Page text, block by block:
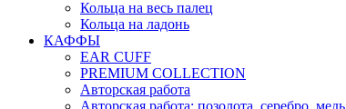
Кольца на весь палец
Кольца на ладонь
КАФФЫ
EAR CUFF
PREMIUM COLLECTION
Авторская работа
Авторская работа: позолота, серебро, медь